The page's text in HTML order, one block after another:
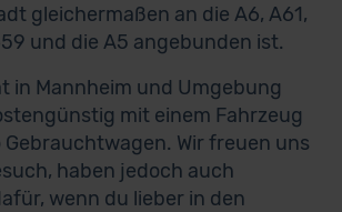
gleichermaßen an die A6, A61,
und die A5 angebunden ist.
in Mannheim und Umgebung
mit einem Fahrzeug
Wir freuen uns
haben jedoch auch
wenn du lieber in den